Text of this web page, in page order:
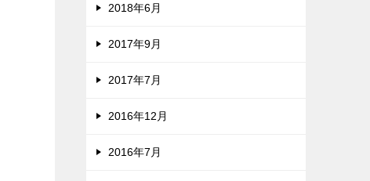
2018年6月
2017年9月
2017年7月
2016年12月
2016年7月